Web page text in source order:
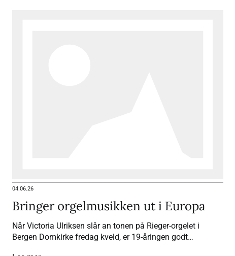
04.06.26
Bringer orgelmusikken ut i Europa
Når Victoria Ulriksen slår an tonen på Rieger-orgelet i
Bergen Domkirke fredag kveld, er 19-åringen godt